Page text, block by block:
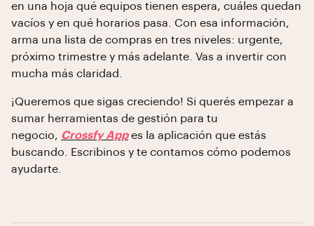
en una hoja qué equipos tienen espera, cuáles quedan
vacíos y en qué horarios pasa. Con esa información,
arma una lista de compras en tres niveles: urgente,
próximo trimestre y más adelante. Vas a invertir con
mucha más claridad.
¡Queremos que sigas creciendo! Si querés empezar a
sumar herramientas de gestión para tu
negocio, Crossfy Appes la aplicación que estás
buscando. Escribinos y te contamos cómo podemos
ayudarte.